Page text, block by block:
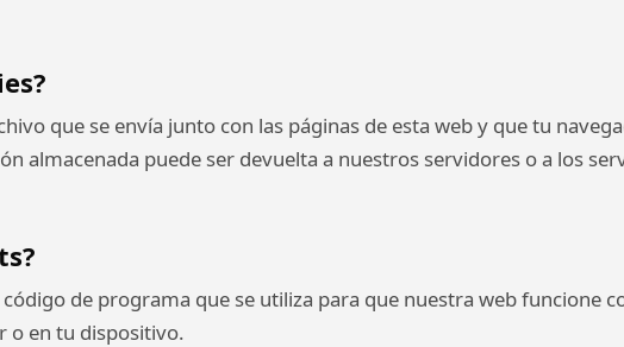
que se envía junto con las páginas de esta web y que tu
almacenada puede ser devuelta a nuestros servidores o a los
de programa que se utiliza para que nuestra web funcione
o en tu dispositivo.